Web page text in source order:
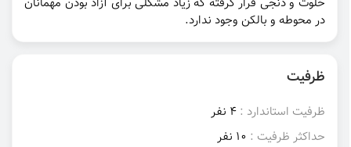
در محوطه و بالکن وجود ندارد.
ظرفیت
ظرفیت استاندارد : 4 نفر
حداکثر ظرفیت : 10 نفر